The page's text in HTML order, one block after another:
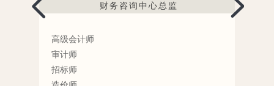
财务咨询中心总监
高级会计师
审计师
招标师